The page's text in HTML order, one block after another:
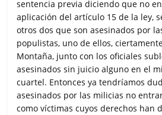
sentencia previa diciendo que no
aplicación del artículo 15 de la ley,
otros dos que son asesinados por
populistas, uno de ellos,
Montaña, junto con los oficiales
asesinados sin juicio alguno en el
cuartel. Entonces ya tendríamos
asesinados por las milicias no
como víctimas cuyos derechos han